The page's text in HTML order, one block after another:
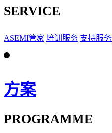
SERVICE
ASEMI管家 培训服务 支持服务
方案
PROGRAMME